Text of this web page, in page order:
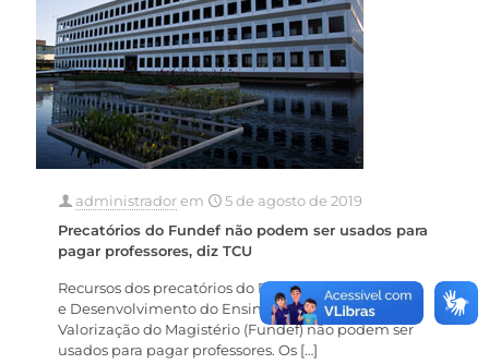
administradorem
5 de agosto de 2019
Precatórios do Fundef não podem ser usados para
pagar professores, diz TCU
Recursos dos precatórios do Fundo de Manutenção
e Desenvolvimento do Ensino Fundamental e de
Valorização do Magistério (Fundef) não podem ser
usados para pagar professores. Os […]